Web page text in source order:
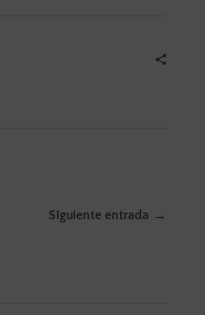
Siguiente entrada